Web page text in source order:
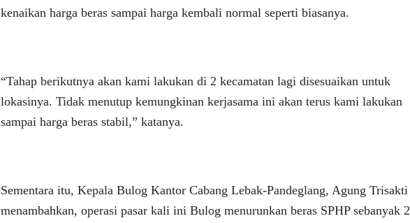
kenaikan harga beras sampai harga kembali normal seperti biasanya.
“Tahap berikutnya akan kami lakukan di 2 kecamatan lagi disesuaikan untuk
lokasinya. Tidak menutup kemungkinan kerjasama ini akan terus kami lakukan
sampai harga beras stabil,” katanya.
Sementara itu, Kepala Bulog Kantor Cabang Lebak-Pandeglang, Agung Trisakti
menambahkan, operasi pasar kali ini Bulog menurunkan beras SPHP sebanyak 2